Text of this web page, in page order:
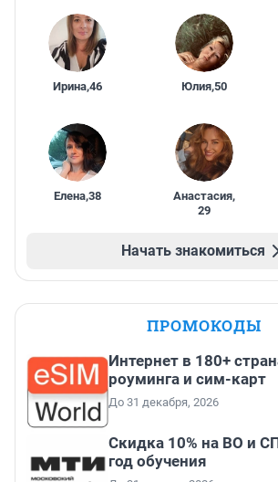
Ирина,46 Юлия,50
Елена,38 Анастасия,
29
Начать знакомиться
ПРОМОКОДЫ
Интернет в 180+
роуминга и сим-карт
До 31 декабря, 2026
Скидка 10% на ВО и
год обучения